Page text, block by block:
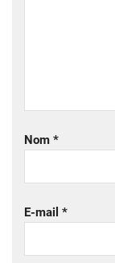
Nom *
E-mail *